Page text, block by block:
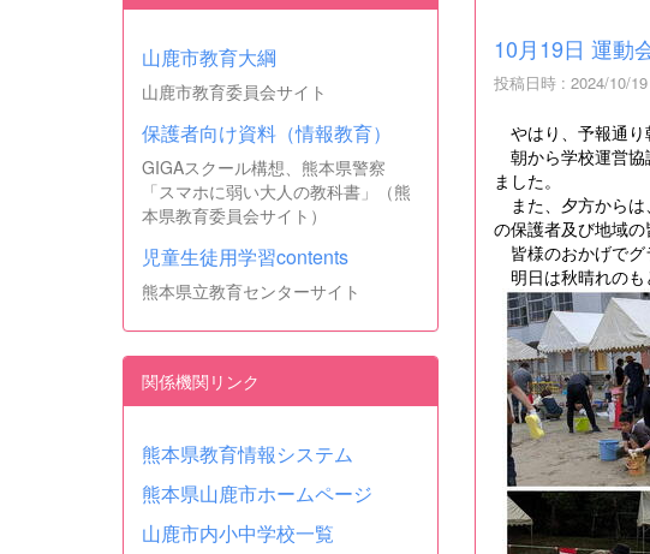
10月19日 運動
投稿日時 : 2024/10/19
やはり、予報通り
朝から学校運営協
ました。
また、夕方からは
の保護者及び地域
皆様のおかげでグ
明日は秋晴れのも
山鹿市教育大綱
山鹿市教育委員会サイト
保護者向け資料（情報教育）
GIGAスクール構想、熊本県警察
「スマホに弱い大人の教科書」（熊
本県教育委員会サイト）
児童生徒用学習contents
熊本県立教育センターサイト
関係機関リンク
熊本県教育情報システム
熊本県山鹿市ホームページ
山鹿市内小中学校一覧